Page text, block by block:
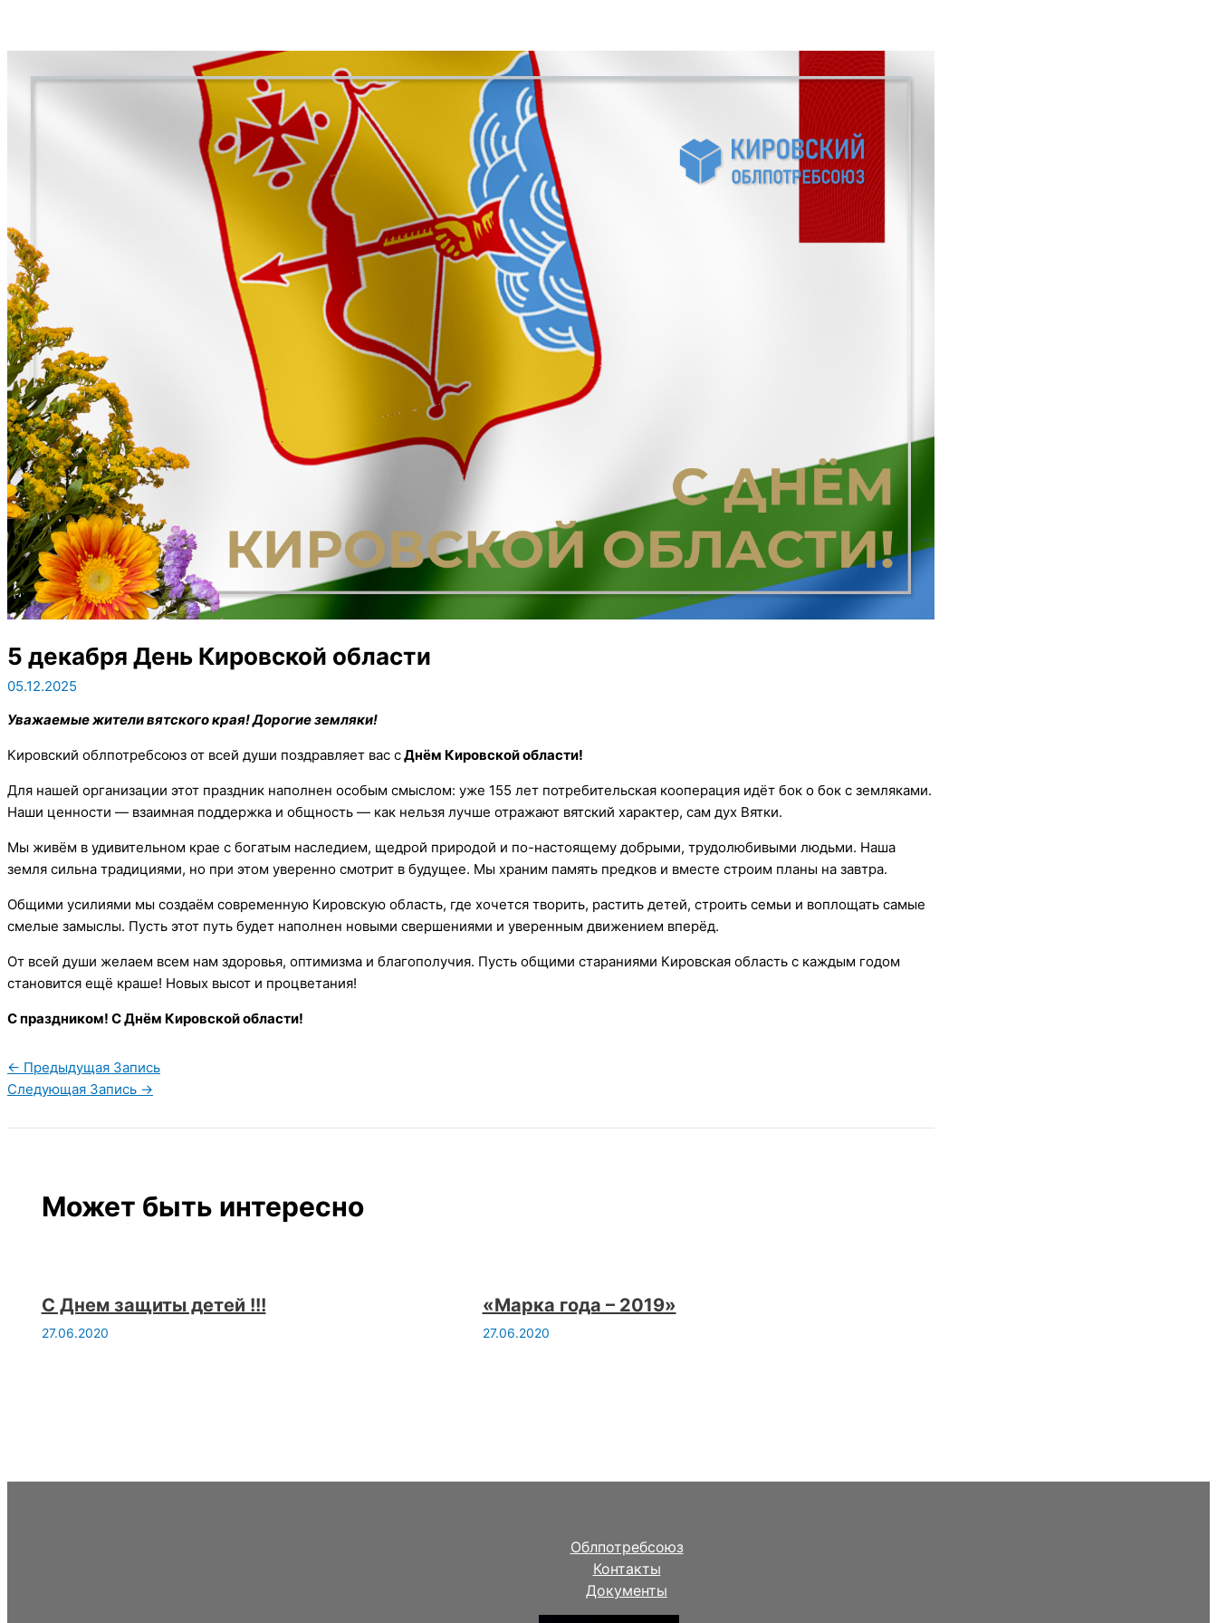
5 декабря День Кировской области
05.12.2025
Уважаемые жители вятского края! Дорогие земляки!
Кировский облпотребсоюз от всей души поздравляет вас сДнём Кировской области!
Для нашей организации этот праздник наполнен особым смыслом: уже 155 лет потребительская кооперация идёт бок о бок с земляками.
Наши ценности — взаимная поддержка и общность — как нельзя лучше отражают вятский характер, сам дух Вятки.
Мы живём в удивительном крае с богатым наследием, щедрой природой и по-настоящему добрыми, трудолюбивыми людьми. Наша
земля сильна традициями, но при этом уверенно смотрит в будущее. Мы храним память предков и вместе строим планы на завтра.
Общими усилиями мы создаём современную Кировскую область, где хочется творить, растить детей, строить семьи и воплощать самые
смелые замыслы. Пусть этот путь будет наполнен новыми свершениями и уверенным движением вперёд.
От всей души желаем всем нам здоровья, оптимизма и благополучия. Пусть общими стараниями Кировская область с каждым годом
становится ещё краше! Новых высот и процветания!
С праздником! С Днём Кировской области!
← Предыдущая Запись
Следующая Запись →
Может быть интересно
С Днем защиты детей !!!
27.06.2020
«Марка года – 2019»
27.06.2020
Облпотребсоюз
Контакты
Документы